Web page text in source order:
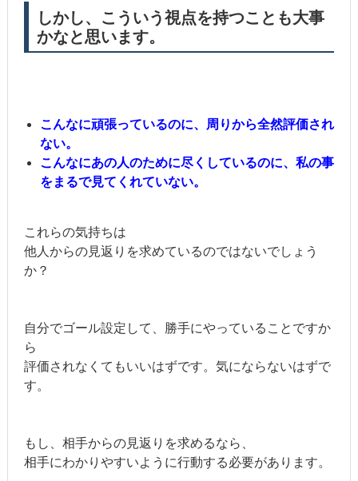
しかし、こういう視点を持つことも大事
かなと思います。
こんなに頑張っているのに、周りから全然評価され
ない。
こんなにあの人のために尽くしているのに、私の事
をまるで見てくれていない。
これらの気持ちは
他人からの見返りを求めているのではないでしょう
か？
自分でゴール設定して、勝手にやっていることですか
ら
評価されなくてもいいはずです。気にならないはずで
す。
もし、相手からの見返りを求めるなら、
相手にわかりやすいように行動する必要があります。